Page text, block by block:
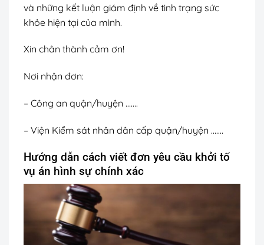
và những kết luận giám định về tình trạng sức
khỏe hiện tại của mình.
Xin chân thành cảm ơn!
Nơi nhận đơn:
– Công an quận/huyện …….
– Viện Kiểm sát nhân dân cấp quận/huyện …….
Hướng dẫn cách viết đơn yêu cầu khởi tố
vụ án hình sự chính xác